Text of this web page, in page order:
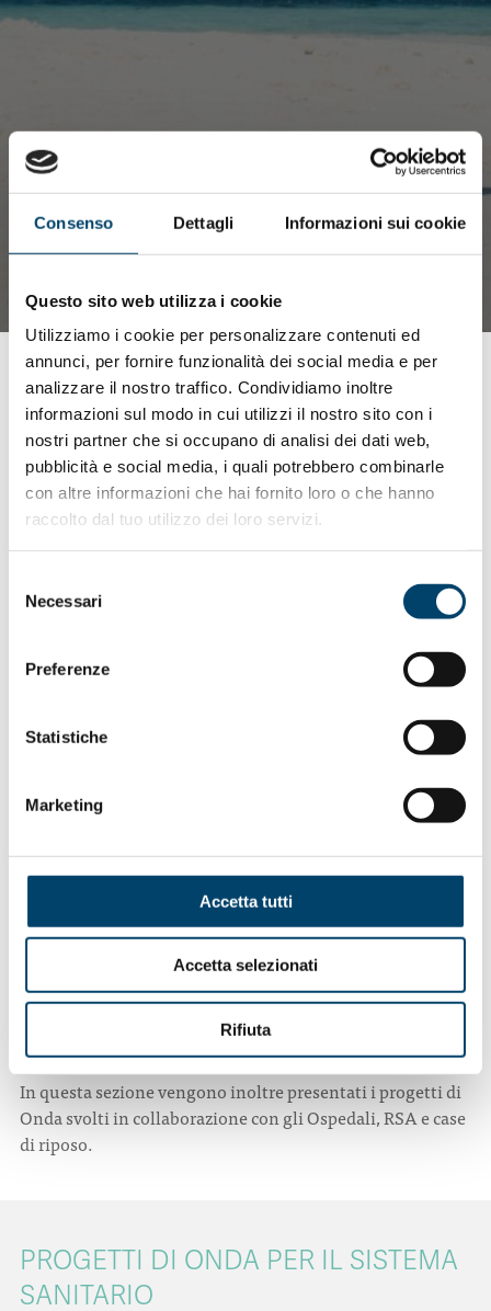
Consenso Dettagli Informazioni sui cookie
Questo sito web utilizza i cookie
Utilizziamo i cookie per personalizzare contenuti ed
annunci, per fornire funzionalità dei social media e per
analizzare il nostro traffico. Condividiamo inoltre
informazioni sul modo in cui utilizzi il nostro sito con i
nostri partner che si occupano di analisi dei dati web,
pubblicità e social media, i quali potrebbero combinarle
con altre informazioni che hai fornito loro o che hanno
raccolto dal tuo utilizzo dei loro servizi.
delNecessari
Preferenze
Statistiche
Marketing
Accetta tutti
Accetta selezionati
Rifiuta
COSA FACCIAMO
Fondazione Onda ETS collabora con il
Servizio Sanitario Nazionale e con le
strutture socio-sanitarie per contribuire
alla tutela della salute femminile
migliorando le strategie e gli interventi
IlSistema Sanitario Nazionale
rappresenta uno dei
principali interlocutori di Fondazione Onda ETS. Le
direttamente gli Ospedali italiani con i
Bollini Rosa
Con il supporto di questo network virtuoso Onda
organizza (H) Open day, (H) Open Week e (H) Open
alla diagnosi e alle cure appropriate.
A livello socio-assistenziale Fondazione Onda ETS
collabora con un gruppo diResidenze Sanitarie
(RSA) e diCase di Riposo
Bollini Rosa Argento, strutture che si occupano di
anziani e che pongono l’umanizzazione delle cure al
centro delle loro attività’.
In questa sezione vengono inoltre presentati i progetti di
Onda svolti in collaborazione con gli Ospedali, RSA e case
di riposo.
PROGETTI DI ONDA PER IL SISTEMA
SANITARIO